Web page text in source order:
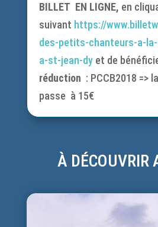
BILLET EN LIGNE, en
suivant https://
des-petits-chanteurs-a-
a-st-jean-dyet de
réduction : PCCB2018 =>
passe à 15€
À DÉCOUVRIR